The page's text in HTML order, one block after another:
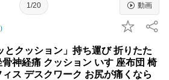
1/20 動画
とクッション」持ち運び 折りたた
神経痛 クッション いす 座布団 椅
ス デスクワーク お尻が痛くなら